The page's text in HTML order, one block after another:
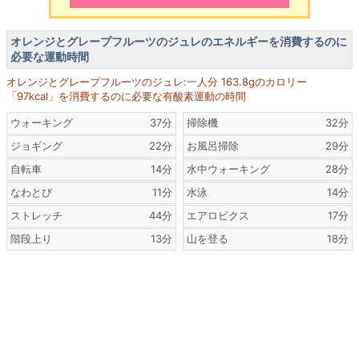
オレンジとグレープフルーツのジュレのエネルギーを消費するのに
必要な運動時間
オレンジとグレープフルーツのジュレ:一人分 163.8gのカロリー
「97kcal」を消費するのに必要な有酸素運動の時間
ウォーキング
37分
ジョギング
22分
自転車
14分
なわとび
11分
ストレッチ
44分
階段上り
13分
掃除機
32分
お風呂掃除
29分
水中ウォーキング
28分
水泳
14分
エアロビクス
17分
山を登る
18分